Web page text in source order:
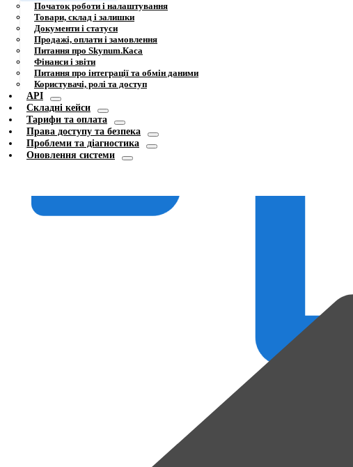
Початок роботи і налаштування
Товари, склад і залишки
Документи і статуси
Продажі, оплати і замовлення
Питання про Skynum.Каса
Фінанси і звіти
Питання про інтеграції та обмін даними
Користувачі, ролі та доступ
API
Складні кейси
Тарифи та оплата
Права доступу та безпека
Проблеми та діагностика
Оновлення системи